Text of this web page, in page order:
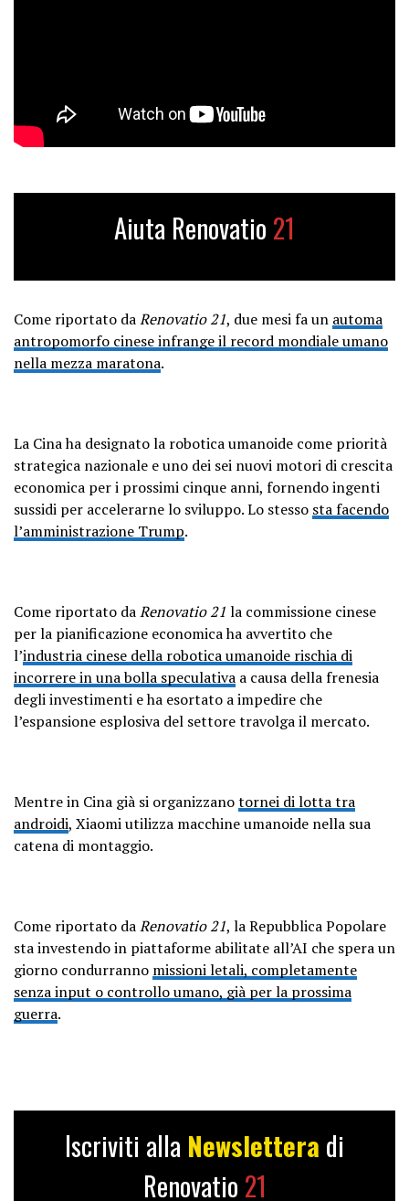
Aiuta Renovatio 21
Come riportato daRenovatio 21, due mesi fa un automa
antropomorfo cinese infrange il record mondiale umano
nella mezza maratona.
La Cina ha designato la robotica umanoide come priorità
strategica nazionale e uno dei sei nuovi motori di crescita
economica per i prossimi cinque anni, fornendo ingenti
sussidi per accelerarne lo sviluppo. Lo stesso sta facendo
l’amministrazione Trump.
Come riportato daRenovatio 21 la commissione cinese
per la pianificazione economica ha avvertito che
l’industria cinese della robotica umanoide rischia di
incorrere in una bolla speculativa a causa della frenesia
degli investimenti e ha esortato a impedire che
l’espansione esplosiva del settore travolga il mercato.
Mentre in Cina già si organizzanotornei di lotta tra
androidi, Xiaomi utilizza macchine umanoide nella sua
catena di montaggio.
Come riportato daRenovatio 21, la Repubblica Popolare
sta investendo in piattaforme abilitate all’AI che spera un
giorno condurranno missioni letali, completamente
senza input o controllo umano, già per la prossima
guerra.
Iscriviti alla Newslettera di
Renovatio 21